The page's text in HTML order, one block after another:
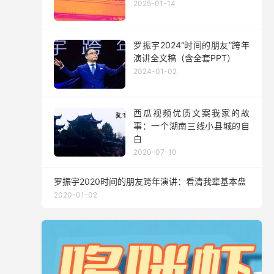
2025-01-14
罗振宇2024“时间的朋友”跨年
演讲全文稿（含全套PPT）
2024-01-02
西瓜视频优质文案我家的故
事：一个湖南三线小县城的自
白
2020-07-10
罗振宇2020时间的朋友跨年演讲：看清我辈基本盘
2020-01-02